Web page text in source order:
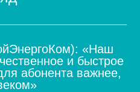
«Наш
и быстрое
абонента важнее,